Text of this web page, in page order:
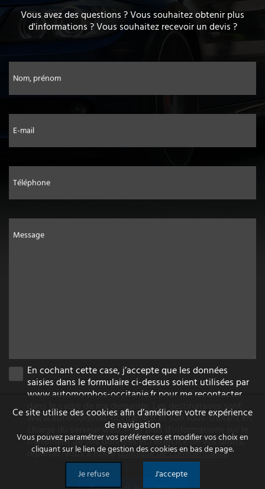
Vous avez des questions ? Vous souhaitez obtenir plus
d'informations ? Vous souhaitez recevoir un devis ?
Nom, prénom
E-mail
Téléphone
Message
En cochant cette case, j’accepte que les données
saisies dans le formulaire ci-dessus soient utilisées par
www.automorphos-occitanie.fr pour me recontacter
dans le cadre de ma demande. Les destinataires sont
www.automorphos-occitanie.fr et son sous-traitant en
charge du serveur web. Pour plus d'informations sur le
traitement de vos données et l'exercice de vos droits,
reportez-vous à notrepolitique de confidentialité.
Ce site utilise des cookies afin d’améliorer votre expérience
de navigation
Vous pouvez paramétrer vos préférences et modifier vos choix en
cliquant sur le lien de gestion des cookies en bas de page.
Je refuse
J'accepte